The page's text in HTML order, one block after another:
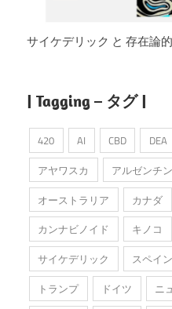
サイケデリック と 存在論
| Tagging – タグ |
420 AI CBD DEA
アヤワスカ
アルゼンチン
オーストラリア
カナダ
カンナビノイド
キノコ
サイケデリック
スペイン
トランプ
ドイツ ニ